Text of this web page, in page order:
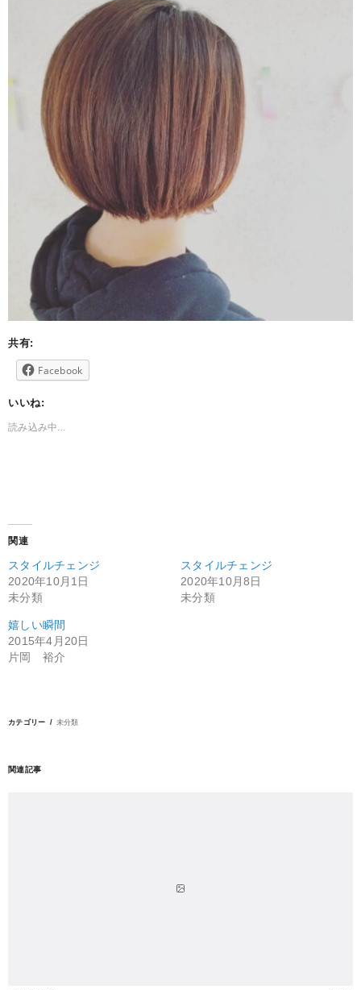
共有:
Facebook
いいね:
読み込み中...
関連
スタイルチェンジ
2020年10月1日
未分類
スタイルチェンジ
2020年10月8日
未分類
嬉しい瞬間
2015年4月20日
片岡 裕介
カテゴリー 未分類
関連記事